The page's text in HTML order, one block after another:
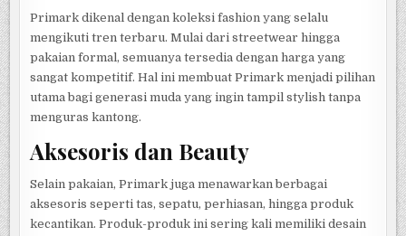
Primark dikenal dengan koleksi fashion yang selalu
mengikuti tren terbaru. Mulai dari streetwear hingga
pakaian formal, semuanya tersedia dengan harga yang
sangat kompetitif. Hal ini membuat Primark menjadi pilihan
utama bagi generasi muda yang ingin tampil stylish tanpa
menguras kantong.
Aksesoris dan Beauty
Selain pakaian, Primark juga menawarkan berbagai
aksesoris seperti tas, sepatu, perhiasan, hingga produk
kecantikan. Produk-produk ini sering kali memiliki desain